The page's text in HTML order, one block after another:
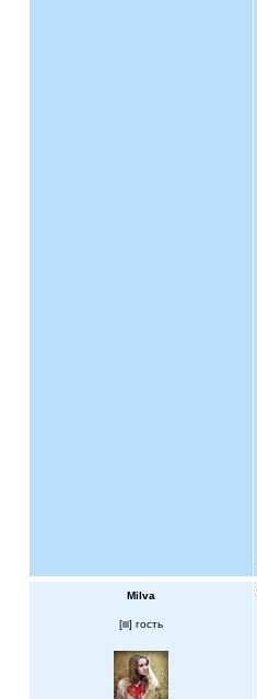
Milva
[ ] гость